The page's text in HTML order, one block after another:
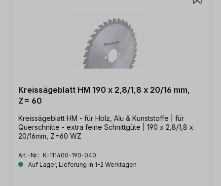
Kreissägeblatt HM 190 x 2,8/1,8 x 20/16 mm,
Z= 60
Kreissägeblatt HM - für Holz, Alu & Kunststoffe | für
Querschnitte - extra feine Schnittgüte | 190 x 2,8/1,8 x
20/16mm, Z=60 WZ
Art.-Nr.: K-111400-190-040
Auf Lager, Lieferung in 1-2 Werktagen